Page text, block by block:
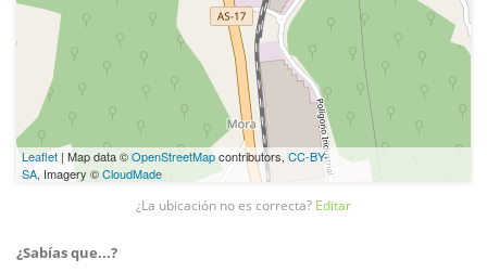
Leaflet | Map data ©OpenStreetMapcontributors, CC-BY-
SA, Imagery ©CloudMade
¿La ubicación no es correcta? Editar
¿Sabías que...?